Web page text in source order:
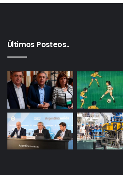
Últimos Posteos..